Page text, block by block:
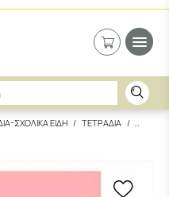
ΣΧΟΛΙΚΑ ΕΙΔΗ
ΤΕΤΡΑΔΙΑ